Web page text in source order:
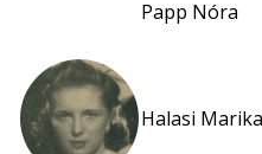
Papp Nóra
Halasi